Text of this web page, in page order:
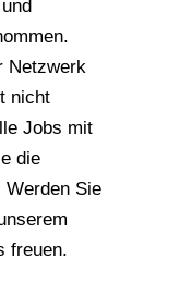
Netzwerk
nicht
Jobs mit
die
Sie
freuen.